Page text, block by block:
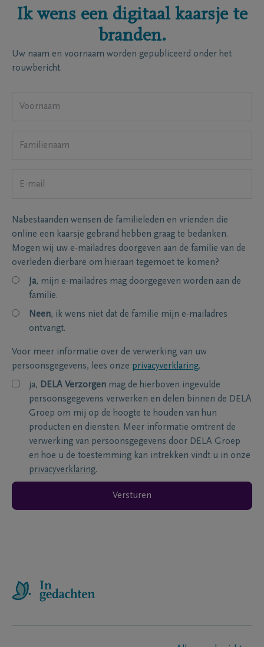
Ik wens een digitaal kaarsje te
branden.
Uw naam en voornaam worden gepubliceerd onder het
rouwbericht.
Nabestaanden wensen de familieleden en vrienden die
online een kaarsje gebrand hebben graag te bedanken.
Mogen wij uw e-mailadres doorgeven aan de familie van de
overleden dierbare om hieraan tegemoet te komen?
Ja, mijn e-mailadres mag doorgegeven worden aan de
familie.
Neen, ik wens niet dat de familie mijn e-mailadres
ontvangt.
Voor meer informatie over de verwerking van uw
persoonsgegevens, lees onze privacyverklaring.
ja, DELA Verzorgen mag de hierboven ingevulde
persoonsgegevens verwerken en delen binnen de DELA
Groep om mij op de hoogte te houden van hun
producten en diensten. Meer informatie omtrent de
verwerking van persoonsgegevens door DELA Groep
en hoe u de toestemming kan intrekken vindt u in onze
privacyverklaring.
Versturen